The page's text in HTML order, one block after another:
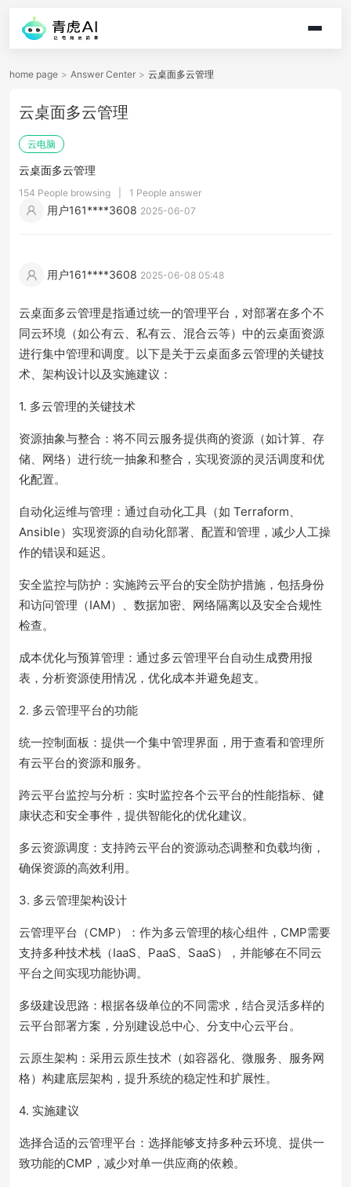
home page > Answer Center > 云桌面多云管理
云桌面多云管理
云电脑
云桌面多云管理
154 People browsing 1 People answer
用户161****3608 2025-06-07
用户161****3608 2025-06-08 05:48
云桌面多云管理是指通过统一的管理平台，对部署在多个不
同云环境（如公有云、私有云、混合云等）中的云桌面资源
进行集中管理和调度。以下是关于云桌面多云管理的关键技
术、架构设计以及实施建议：
1. 多云管理的关键技术
资源抽象与整合：将不同云服务提供商的资源（如计算、存
储、网络）进行统一抽象和整合，实现资源的灵活调度和优
化配置。
自动化运维与管理：通过自动化工具（如 Terraform、
Ansible）实现资源的自动化部署、配置和管理，减少人工操
作的错误和延迟。
安全监控与防护：实施跨云平台的安全防护措施，包括身份
和访问管理（IAM）、数据加密、网络隔离以及安全合规性
检查。
成本优化与预算管理：通过多云管理平台自动生成费用报
表，分析资源使用情况，优化成本并避免超支。
2. 多云管理平台的功能
统一控制面板：提供一个集中管理界面，用于查看和管理所
有云平台的资源和服务。
跨云平台监控与分析：实时监控各个云平台的性能指标、健
康状态和安全事件，提供智能化的优化建议。
多云资源调度：支持跨云平台的资源动态调整和负载均衡，
确保资源的高效利用。
3. 多云管理架构设计
云管理平台（CMP）：作为多云管理的核心组件，CMP需要
支持多种技术栈（IaaS、PaaS、SaaS），并能够在不同云
平台之间实现功能协调。
多级建设思路：根据各级单位的不同需求，结合灵活多样的
云平台部署方案，分别建设总中心、分支中心云平台。
云原生架构：采用云原生技术（如容器化、微服务、服务网
格）构建底层架构，提升系统的稳定性和扩展性。
4. 实施建议
选择合适的云管理平台：选择能够支持多种云环境、提供一
致功能的CMP，减少对单一供应商的依赖。